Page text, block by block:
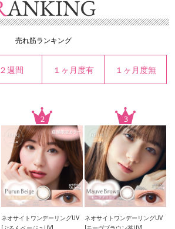
売れ筋ランキング
２週間 １ヶ月度有 １ヶ月度無
ネオサイトワンデーリングUV
ネオサイトワンデーリングUV